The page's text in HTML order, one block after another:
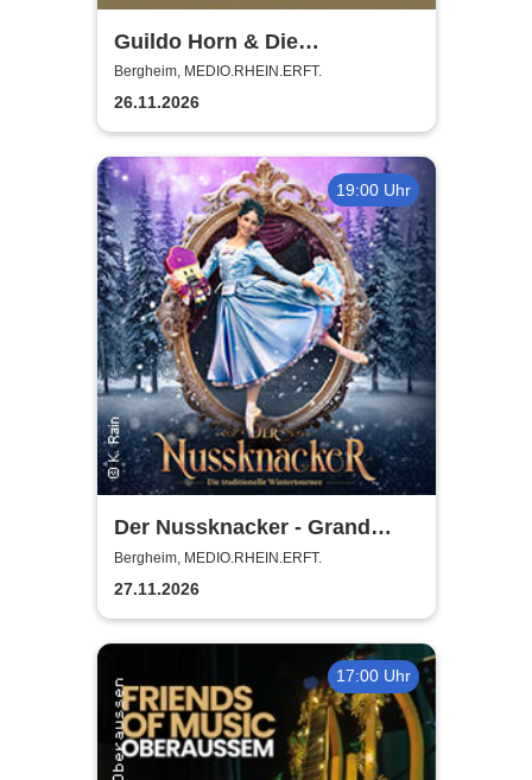
Guildo Horn & Die
Orthopädischen Strümpfe -
Weihnachten mit Guildo
Bergheim, MEDIO.RHEIN.ERFT.
26.11.2026
19:00 Uhr
Der Nussknacker - Grand
Classic Ballet - Die
traditionelle Wintertournee
Bergheim, MEDIO.RHEIN.ERFT.
27.11.2026
17:00 Uhr